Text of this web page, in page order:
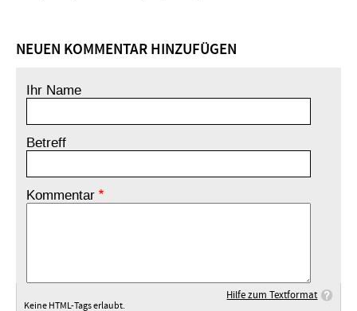
NEUEN KOMMENTAR HINZUFÜGEN
Ihr Name
Betreff
Kommentar
Hilfe zum Textformat
Keine HTML-Tags erlaubt.